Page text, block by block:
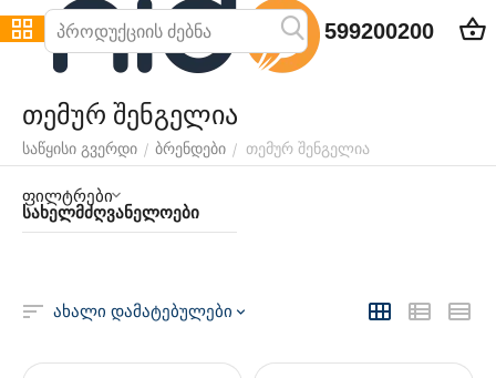
599200200
თემურ შენგელია
საწყისი გვერდი / ბრენდები / თემურ შენგელია
ფილტრები
სახელმძღვანელოები
ახალი დამატებულები